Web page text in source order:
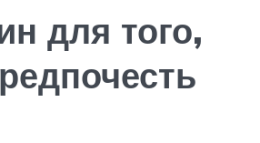
для того,